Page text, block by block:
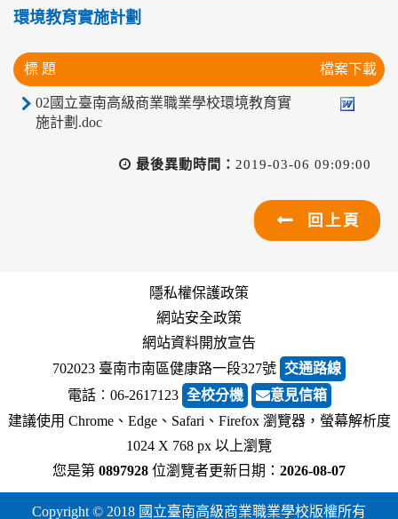
環境教育實施計劃
標 題 檔案下載
02國立臺南高級商業職業學校環境教育實
施計劃.doc
最後異動時間： 2019-03-06 09:09:00
回上頁
隱私權保護政策
網站安全政策
網站資料開放宣告
702023 臺南市南區健康路一段327號 交通路線
電話︰06-2617123 全校分機
意見信箱
建議使用 Chrome、Edge、Safari、Firefox 瀏覽器，螢幕解析度
1024 X 768 px 以上瀏覽
您是第 0897928 位瀏覽者更新日期： 2026-08-07
Copyright © 2018 國立臺南高級商業職業學校版權所有